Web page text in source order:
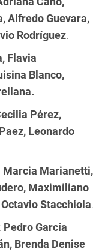
Alfredo Guevara,
Rodríguez.
Flavia
Blanco,
Pérez,
Leonardo
Marcia Marianetti,
Maximiliano
Stacchiola.
Pedro García
Brenda Denise